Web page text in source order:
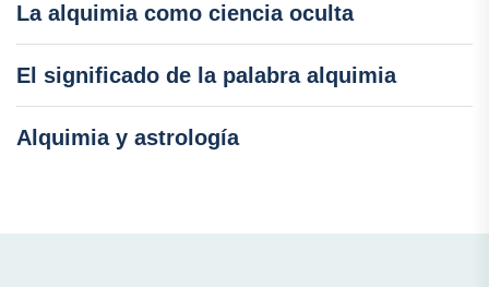
La alquimia como ciencia oculta
El significado de la palabra alquimia
Alquimia y astrología